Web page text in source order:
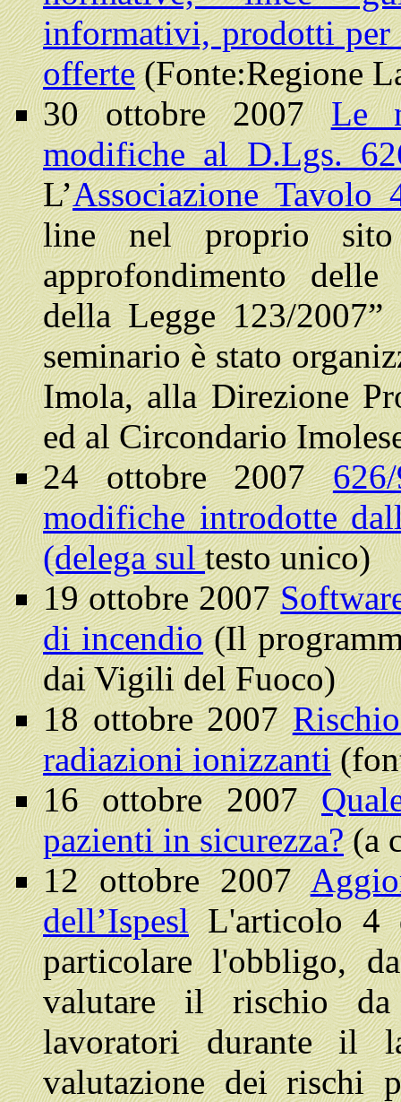
informativi, prodotti per
offerte(Fonte:Regione
30 ottobre 2007Le
modifiche al D.Lgs.
L’Associazione Tavolo
line nel proprio
approfondimento
della Legge 123/
seminario è stato
Imola, alla Direzione
ed al Circondario
24 ottobre 2007
modifiche introdotte
(delega sultesto unico)
19 ottobre 2007
di incendio(Il
dai Vigili del Fuoco)
18 ottobre 2007
radiazioni ionizzanti
16 ottobre 2007
pazienti in sicurezza?(a
12 ottobre 2007
dell’Ispesl L'articolo 4
particolare l'obbligo,
valutare il rischio da
lavoratori durante
valutazione dei rischi